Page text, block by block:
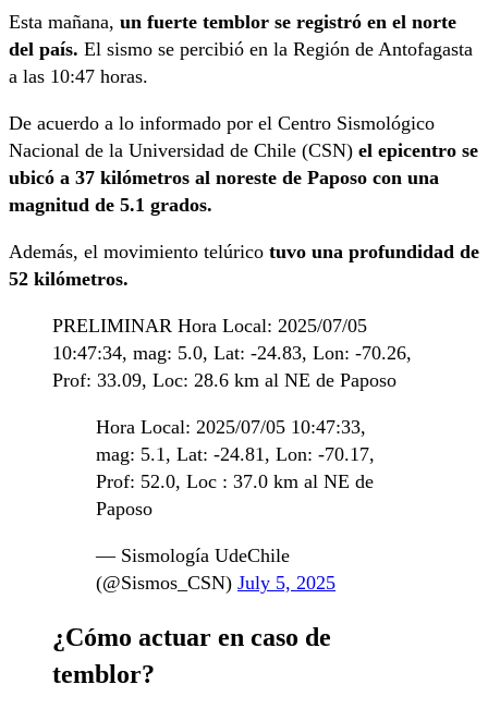
Esta mañana, un fuerte temblor se registró en el norte
del país. El sismo se percibió en la Región de Antofagasta
a las 10:47 horas.
De acuerdo a lo informado por el Centro Sismológico
Nacional de la Universidad de Chile (CSN) el epicentro se
ubicó a 37 kilómetros al noreste de Paposo con una
magnitud de 5.1 grados.
Además, el movimiento telúrico tuvo una profundidad de
52 kilómetros.
PRELIMINAR Hora Local: 2025/07/05
10:47:34, mag: 5.0, Lat: -24.83, Lon: -70.26,
Prof: 33.09, Loc: 28.6 km al NE de Paposo
Hora Local: 2025/07/05 10:47:33,
mag: 5.1, Lat: -24.81, Lon: -70.17,
Prof: 52.0, Loc : 37.0 km al NE de
Paposo
— Sismología UdeChile
(@Sismos_CSN) July 5, 2025
¿Cómo actuar en caso de
temblor?